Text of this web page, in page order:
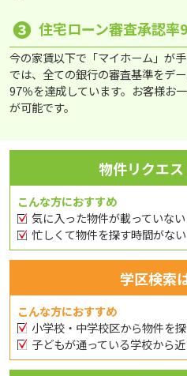
❸ 住宅ローン審査承認率
今の家賃以下で「マイホーム」が
では、全ての銀行の審査基準をデ
97％を達成しています。お客様お
が可能です。
物件リクエ
こんな方におすすめ
気に入った物件が載っていない
忙しくて物件を探す時間がない
学区検索
こんな方におすすめ
小学校・中学校区から物件を
子どもが通っている学校から